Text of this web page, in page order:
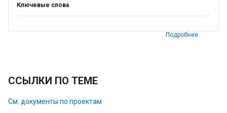
Ключевые слова
Подробнее
ССЫЛКИ ПО ТЕМЕ
См. документы по проектам